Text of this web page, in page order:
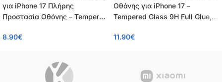
για iPhone 17 Πλήρης
Προστασία Οθόνης – Tempered
0.26mm
8.90€
Οθόνης για iPhone 17 –
Tempered Glass 9H Full Glue,
0.55mm
11.90€